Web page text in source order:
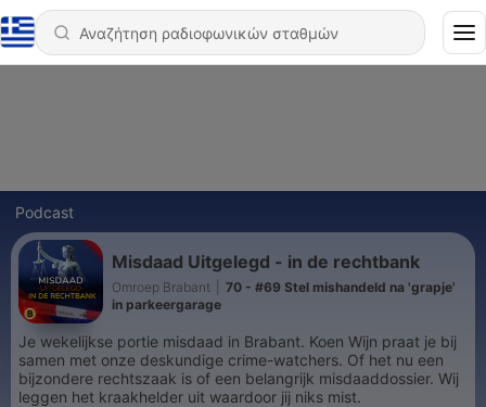
Podcast
Misdaad Uitgelegd - in de rechtbank
Omroep Brabant
70 - #69 Stel mishandeld na 'grapje'
in parkeergarage
Je wekelijkse portie misdaad in Brabant. Koen Wijn praat je bij
samen met onze deskundige crime-watchers. Of het nu een
bijzondere rechtszaak is of een belangrijk misdaaddossier. Wij
leggen het kraakhelder uit waardoor jij niks mist.